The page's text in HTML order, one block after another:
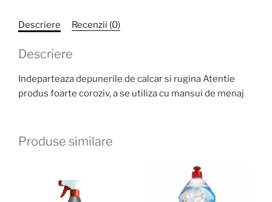
Descriere Recenzii (0)
Descriere
Indeparteaza depunerile de calcar si rugina Atentie
produs foarte coroziv, a se utiliza cu mansui de menaj
Produse similare